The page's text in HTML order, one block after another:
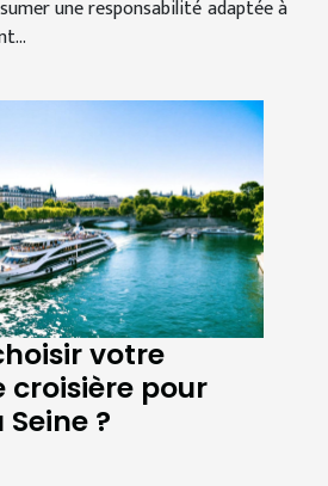
une responsabilité adaptée à
votre
croisière pour
?